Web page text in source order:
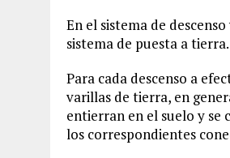
En el sistema de
sistema de puesta a tierra.
Para cada descenso a
varillas de tierra, en
entierran en el suelo y se
los correspondientes